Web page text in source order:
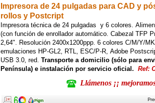
Impresora de 24 pulgadas para CAD y
rollos y Postcript
Impresora técnica de 24 pulgadas y 6 colores.
(con función de enrollador automático. Cabezal TFP
2,64". Resolución 2400x1200ppp. 6 colores C/M/Y/
emulaciones HP-GL2, RTL, ESC/P-R, Adobe
USB 3.0, red. Transporte a domicilio (sólo para
Península) e instalación por servicio oficial. Ref:
Llámenos ¡¡
AnchoAncho Ancho